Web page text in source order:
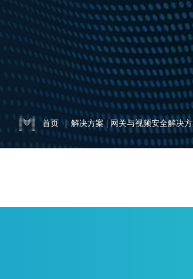
首页 解决方案 网关与视频安全解决